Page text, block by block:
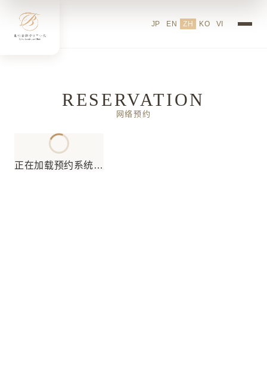
JP EN ZH KO VI
RESERVATION
网络预约
正在加载预约系统…